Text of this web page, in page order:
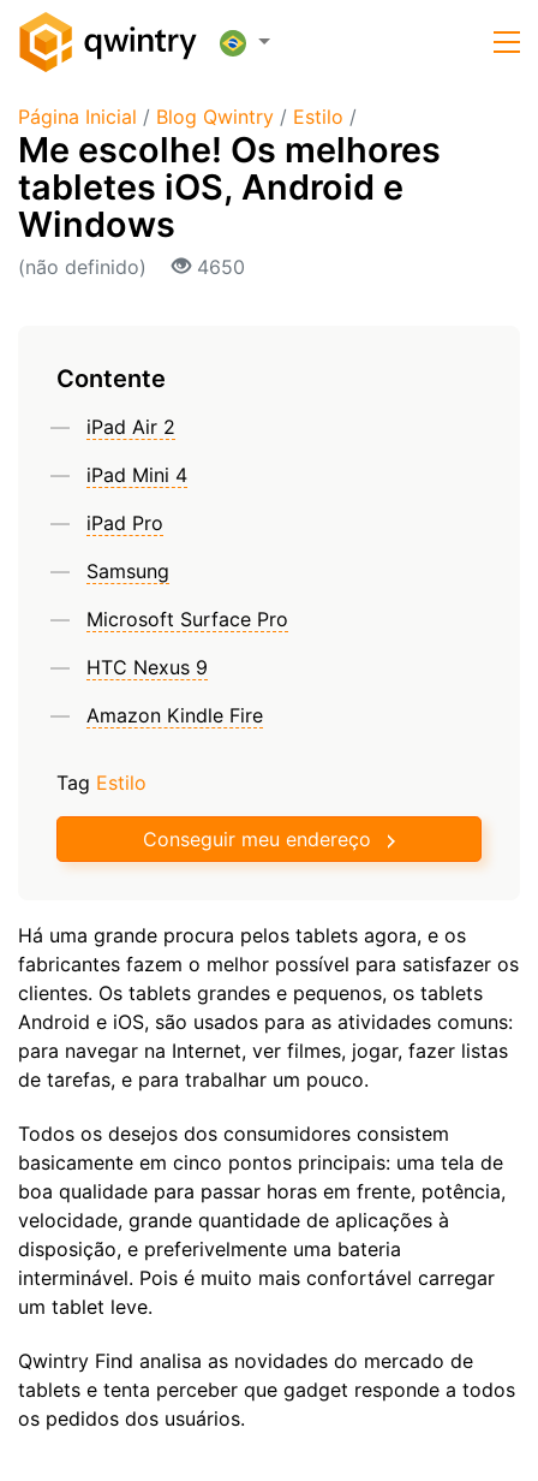
Página Inicial / Blog Qwintry / Estilo /
Me escolhe! Os melhores
tabletes iOS, Android e
Windows
(não definido) 4650
Contente
iPad Air 2
iPad Mini 4
iPad Pro
Samsung
Microsoft Surface Pro
HTC Nexus 9
Amazon Kindle Fire
Tag Estilo
Conseguir meu endereço
Há uma grande procura pelos tablets agora, e os
fabricantes fazem o melhor possível para satisfazer os
clientes. Os tablets grandes e pequenos, os tablets
Android e iOS, são usados para as atividades comuns:
para navegar na Internet, ver filmes, jogar, fazer listas
de tarefas, e para trabalhar um pouco.
Todos os desejos dos consumidores consistem
basicamente em cinco pontos principais: uma tela de
boa qualidade para passar horas em frente, potência,
velocidade, grande quantidade de aplicações à
disposição, e preferivelmente uma bateria
interminável. Pois é muito mais confortável carregar
um tablet leve.
Qwintry Find analisa as novidades do mercado de
tablets e tenta perceber que gadget responde a todos
os pedidos dos usuários.